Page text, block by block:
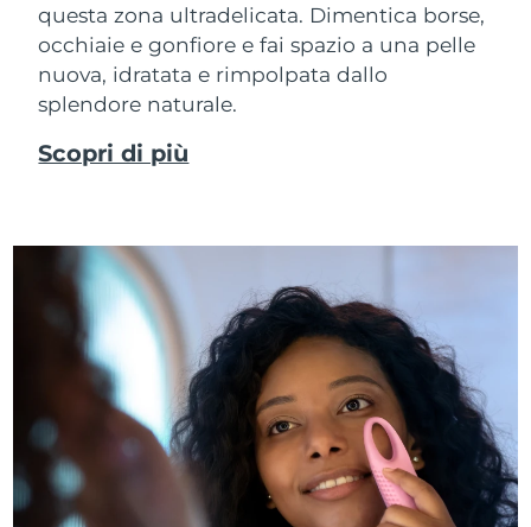
questa zona ultradelicata. Dimentica borse,
occhiaie e gonfiore e fai spazio a una pelle
nuova, idratata e rimpolpata dallo
splendore naturale.
Scopri di più